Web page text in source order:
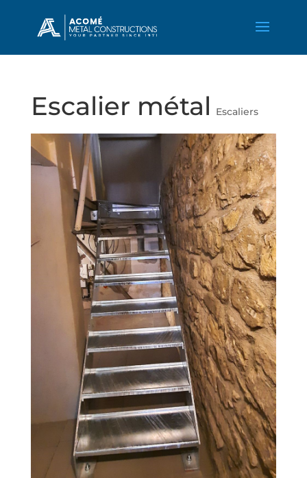
Escalier métal Escaliers